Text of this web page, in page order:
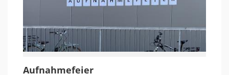
Aufnahmefeier